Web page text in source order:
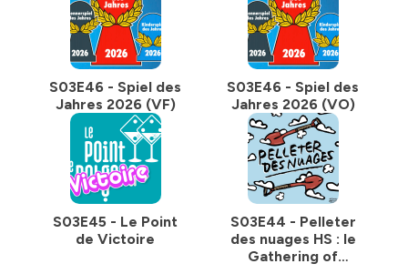
S03E46 - Spiel des
Jahres 2026 (VF)
S03E46 - Spiel des
Jahres 2026 (VO)
S03E45 - Le Point
de Victoire
S03E44 - Pelleter
des nuages HS : le
Gathering of